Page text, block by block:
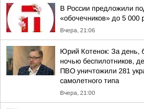
В России предложили
«обочечников» до 5 000
Вчера, 21:06
Юрий Котенок: За день,
ночью беспилотников,
ПВО уничтожили 281
самолетного типа
Вчера, 21:00